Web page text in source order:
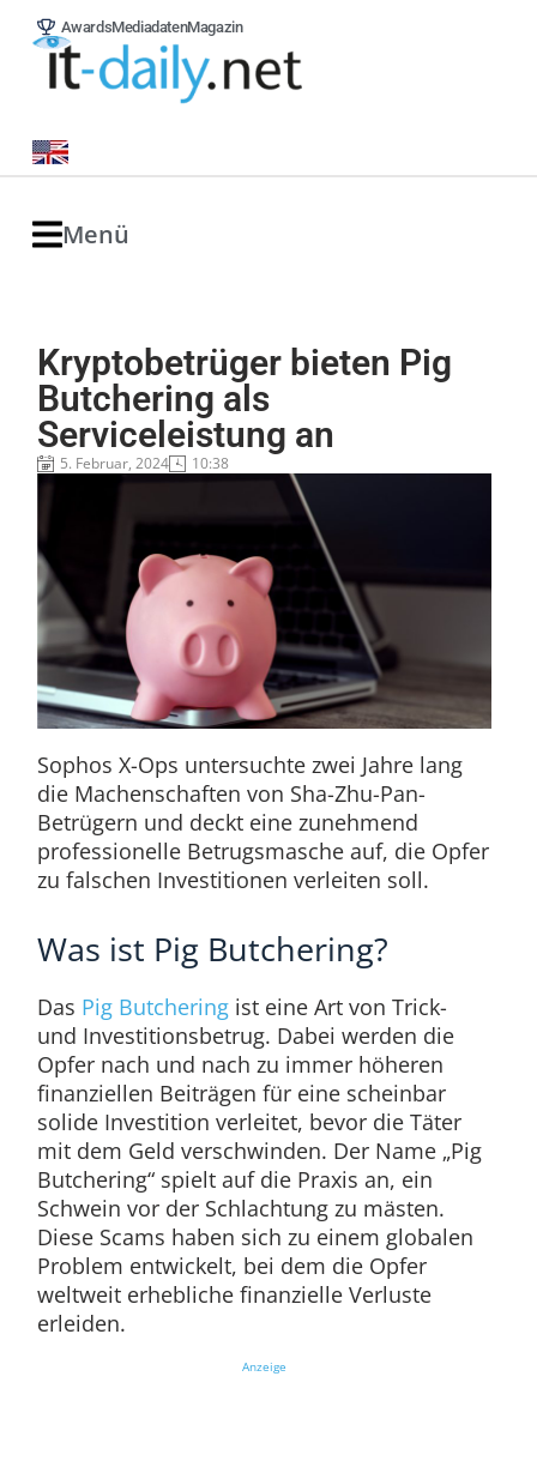
AwardsMediadatenMagazin
Menü
Kryptobetrüger bieten Pig
Butchering als
Serviceleistung an
5. Februar, 2024 10:38
Sophos X-Ops untersuchte zwei Jahre lang
die Machenschaften von Sha-Zhu-Pan-
Betrügern und deckt eine zunehmend
professionelle Betrugsmasche auf, die Opfer
zu falschen Investitionen verleiten soll.
Was ist Pig Butchering?
Das Pig Butcheringist eine Art von Trick-
und Investitionsbetrug. Dabei werden die
Opfer nach und nach zu immer höheren
finanziellen Beiträgen für eine scheinbar
solide Investition verleitet, bevor die Täter
mit dem Geld verschwinden. Der Name „Pig
Butchering“ spielt auf die Praxis an, ein
Schwein vor der Schlachtung zu mästen.
Diese Scams haben sich zu einem globalen
Problem entwickelt, bei dem die Opfer
weltweit erhebliche finanzielle Verluste
erleiden.
Anzeige